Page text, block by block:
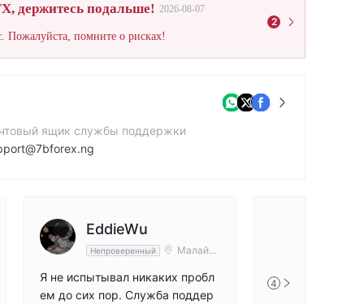
держитесь подальше! 2026-08-07
Пожалуйста, помните о рисках!
2
ящик службы поддержки
компании
7bforex.ng
EddieWu
Непроверенный
Малайзи
Я не испытывал никаких пробл
ем до сих пор. Служба поддер
4